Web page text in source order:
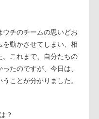
ウチのチームの思いどお
を動かさせてしまい、相
これまで、自分たちの
たのですが、今日は、
ことが分かりました。
？